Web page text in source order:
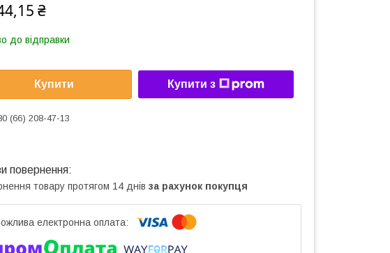
₴
до відправки
Купити Купити з
(66) 208-47-13
товару протягом 14 днів за рахунок покупця